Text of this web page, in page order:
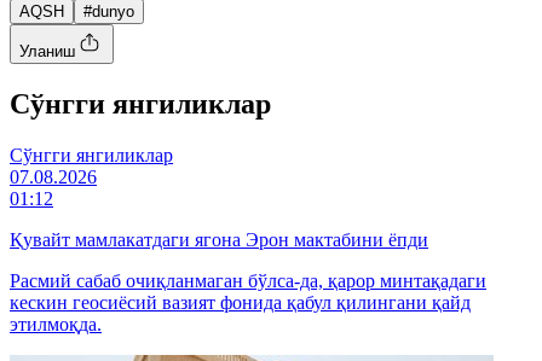
AQSH #dunyo
Уланиш
Cўнгги янгиликлар
Cўнгги янгиликлар
07.08.2026
01:12
Қувайт мамлакатдаги ягона Эрон мактабини ёпди
Расмий сабаб очиқланмаган бўлса-да, қарор минтақадаги
кескин геосиёсий вазият фонида қабул қилингани қайд
этилмоқда.